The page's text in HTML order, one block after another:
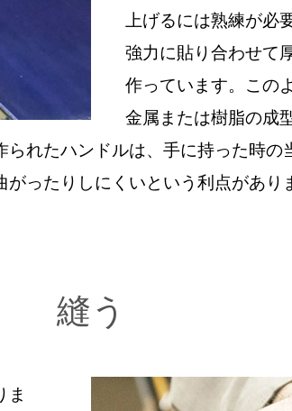
上げるには熟練が必
強力に貼り合わせて
作っています。この
金属または樹脂の成
れたハンドルは、手に持った時
ったりしにくいという利点があ
縫う
ま